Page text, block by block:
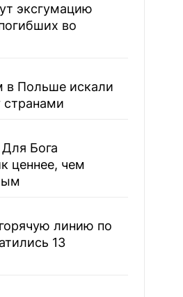
эксгумацию
во
в Польше искали
Бога
ценнее, чем
линию по
13